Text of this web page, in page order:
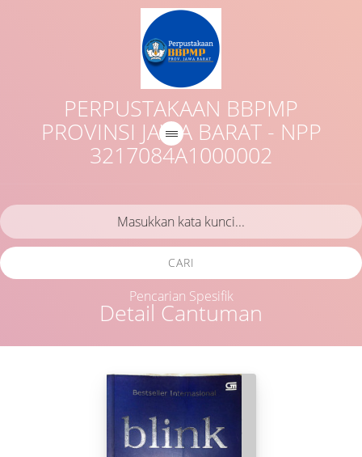
PERPUSTAKAAN BBPMP
PROVINSI JAWA BARAT - NPP
3217084A1000002
Detail Cantuman
CARI
Pencarian Spesifik